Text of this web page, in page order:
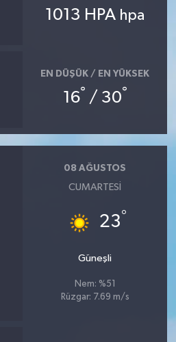
1013 HPA hpa
EN DÜŞÜK / EN YÜKSEK
16° / 30°
08 AĞUSTOS
CUMARTESI
23°
Güneşli
Nem: %51
Rüzgar: 7.69 m/s